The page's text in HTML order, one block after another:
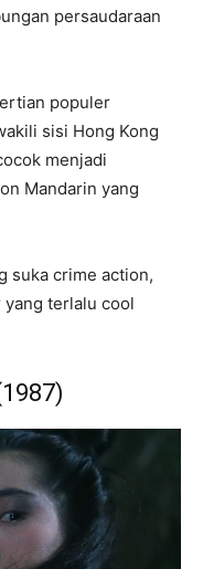
persaudaraan
populer
sisi Hong Kong
menjadi
Mandarin yang
suka crime action,
terlalu cool